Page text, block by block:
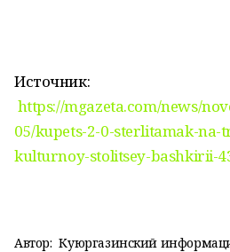
Источник:
https://mgazeta.com/news/
05/kupets-2-0-sterlitamak-na-
kulturnoy-stolitsey-bashkirii-
Автор: Куюргазинский